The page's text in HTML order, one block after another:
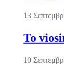
13
Το
10